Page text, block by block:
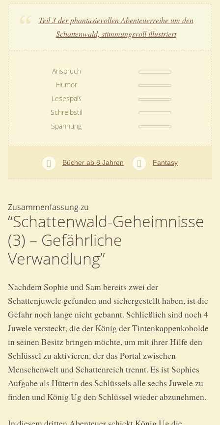
Teil 3 der phantasievollen Abenteuerreihe um den
Schattenwald, stimmungsvoll illustriert
Anspruch
Humor
Lesespaß
Schreibstil
Spannung
Bücher ab 8 Jahren Fantasy
Zusammenfassung zu
“Schattenwald-Geheimnisse
(3) – Gefährliche
Verwandlung”
Nachdem Sophie und Sam bereits zwei der
Schattenjuwele gefunden und sichergestellt haben, ist die
Gefahr noch lange nicht gebannt. Schließlich sind noch 4
Juwele versteckt, die der König der Tintenkappenkobolde
in seinen Besitz bringen möchte, um mit ihrer Hilfe den
Schlüssel zu aktivieren, der das Portal zwischen
Menschenwelt und Schattenreich trennt. Es ist Sophies
Aufgabe als Hüterin des Schlüssels alle sechs Juwele zu
finden und König Ug den Schlüssel wieder abzunehmen.